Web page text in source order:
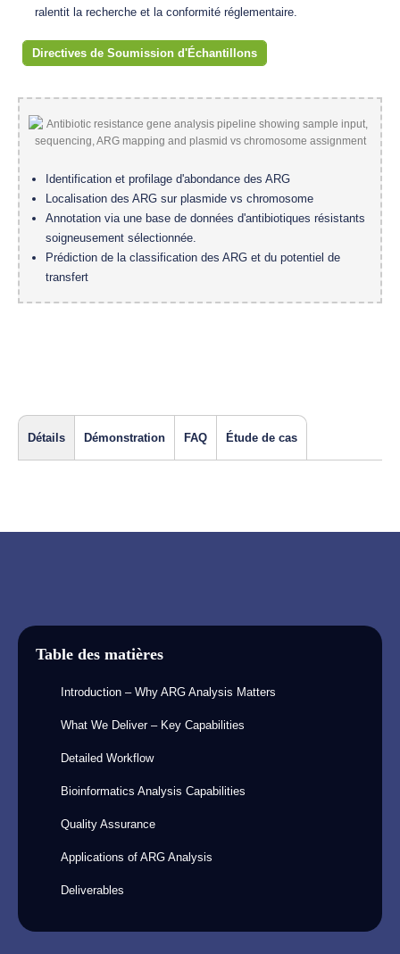
ralentit la recherche et la conformité réglementaire.
Directives de Soumission d'Échantillons
Identification et profilage d'abondance des ARG
Localisation des ARG sur plasmide vs chromosome
Annotation via une base de données d'antibiotiques résistants
soigneusement sélectionnée.
Prédiction de la classification des ARG et du potentiel de
transfert
Détails Démonstration FAQ Étude de cas
Table des matières
Introduction – Why ARG Analysis Matters
What We Deliver – Key Capabilities
Detailed Workflow
Bioinformatics Analysis Capabilities
Quality Assurance
Applications of ARG Analysis
Deliverables